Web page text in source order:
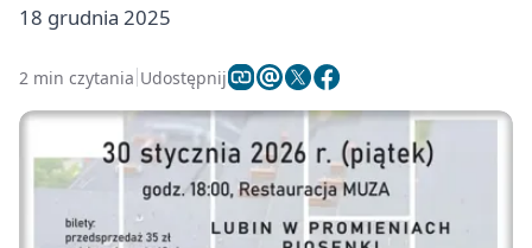
18 grudnia 2025
2 min czytania Udostępnij